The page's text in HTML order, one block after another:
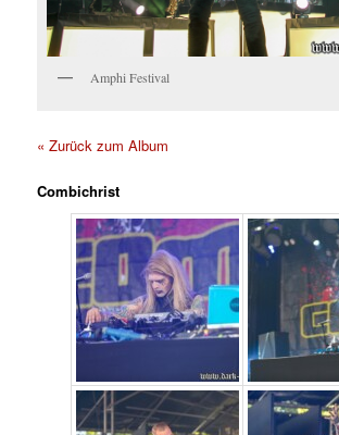
Amphi Festival
« Zurück zum Album
Combichrist